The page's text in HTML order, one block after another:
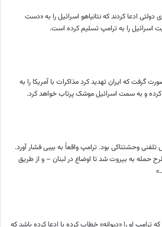
دولتی ادعا کردند که نتانیاهو اسرائیل را به «دست
اسرائیل را به ترامپ تسلیم کرده است.
گرفت که ایران تهدید کرد مذاکرات با آمریکا را به
کرده و به سمت اسرائیل موشک پرتاب خواهد کرد.
وحشتناکی بود. ترامپ واقعاً به بیبی فشار آورد.
حمله به بیروت شد تا اوضاع در لبنان – و از طریق
که ترامپ او را «دیوانه» خطاب کرده یا ادعا کرده باشد که